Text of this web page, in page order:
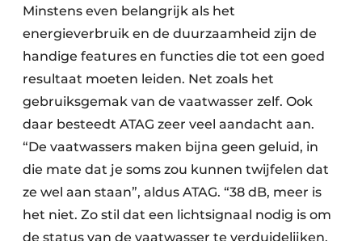
Minstens even belangrijk als het
energieverbruik en de duurzaamheid zijn de
handige features en functies die tot een goed
resultaat moeten leiden. Net zoals het
gebruiksgemak van de vaatwasser zelf. Ook
daar besteedt ATAG zeer veel aandacht aan.
“De vaatwassers maken bijna geen geluid, in
die mate dat je soms zou kunnen twijfelen dat
ze wel aan staan”, aldus ATAG. “38 dB, meer is
het niet. Zo stil dat een lichtsignaal nodig is om
de status van de vaatwasser te verduidelijken.